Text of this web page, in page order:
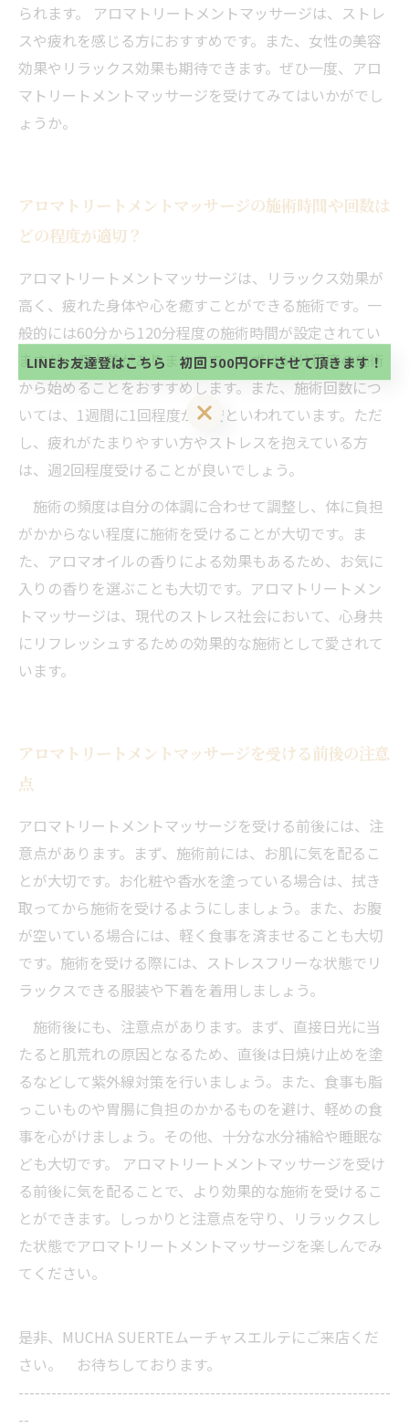
られます。 アロマトリートメントマッサージは、ストレ
スや疲れを感じる方におすすめです。また、女性の美容
効果やリラックス効果も期待できます。ぜひ一度、アロ
マトリートメントマッサージを受けてみてはいかがでし
ょうか。
アロマトリートメントマッサージの施術時間や回数は
どの程度が適切？
アロマトリートメントマッサージは、リラックス効果が
高く、疲れた身体や心を癒すことができる施術です。一
般的には60分から120分程度の施術時間が設定されてい
ますが、個人差がありますので、まずは60分程度の施術
から始めることをおすすめします。また、施術回数につ
いては、1週間に1回程度が目安といわれています。ただ
し、疲れがたまりやすい方やストレスを抱えている方
は、週2回程度受けることが良いでしょう。
施術の頻度は自分の体調に合わせて調整し、体に負担
がかからない程度に施術を受けることが大切です。ま
た、アロマオイルの香りによる効果もあるため、お気に
入りの香りを選ぶことも大切です。アロマトリートメン
トマッサージは、現代のストレス社会において、心身共
にリフレッシュするための効果的な施術として愛されて
います。
アロマトリートメントマッサージを受ける前後の注意
点
アロマトリートメントマッサージを受ける前後には、注
意点があります。まず、施術前には、お肌に気を配るこ
とが大切です。お化粧や香水を塗っている場合は、拭き
取ってから施術を受けるようにしましょう。また、お腹
が空いている場合には、軽く食事を済ませることも大切
です。施術を受ける際には、ストレスフリーな状態でリ
ラックスできる服装や下着を着用しましょう。
施術後にも、注意点があります。まず、直接日光に当
たると肌荒れの原因となるため、直後は日焼け止めを塗
るなどして紫外線対策を行いましょう。また、食事も脂
っこいものや胃腸に負担のかかるものを避け、軽めの食
事を心がけましょう。その他、十分な水分補給や睡眠な
ども大切です。 アロマトリートメントマッサージを受け
る前後に気を配ることで、より効果的な施術を受けるこ
とができます。しっかりと注意点を守り、リラックスし
た状態でアロマトリートメントマッサージを楽しんでみ
てください。
是非、MUCHA SUERTEムーチャスエルテにご来店くだ
さい。 お待ちしております。
--------------------------------------------------------------------
--
初回 500円OFFさせて頂きます。 既に 追加済の
方、不必要な方 お手数ですが、✖印でお閉じ下さ
い。
LINEお友達登はこちら 初回 500円OFFさせて頂きます！
当サロンの公式LINE@にお友達登録頂いたお客様は
方、不必要な方 お手数ですが、✖印でお閉じ下さ
い。
LINEお友達登はこちら 初回 500円OFFさせて頂きます！